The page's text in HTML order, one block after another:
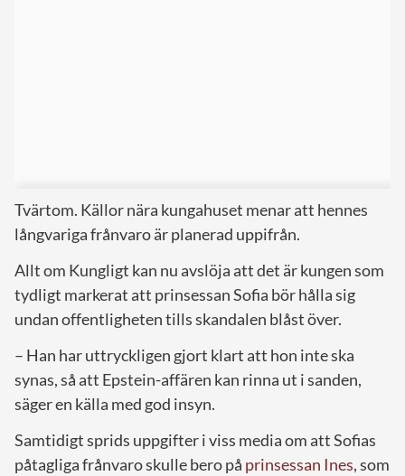
Tvärtom. Källor nära kungahuset menar att hennes
långvariga frånvaro är planerad uppifrån.
Allt om Kungligt kan nu avslöja att det är kungen som
tydligt markerat att prinsessan Sofia bör hålla sig
undan offentligheten tills skandalen blåst över.
– Han har uttryckligen gjort klart att hon inte ska
synas, så att Epstein-affären kan rinna ut i sanden,
säger en källa med god insyn.
Samtidigt sprids uppgifter i viss media om att Sofias
påtagliga frånvaro skulle bero på prinsessan Ines, som